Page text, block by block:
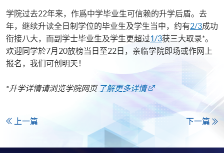
学院过去22年来，作爲中学毕业生可信赖的升学后盾。去
年，继续升读全日制学位的毕业生及学生当中，约有2/3成功
衔接八大，而副学士毕业生及学生更超过1/3获三大取录*。
欢迎同学於7月20放榜当日至22日，亲临学院即场或作网上
报名，我们可创明天！
*升学详情请浏览学院网页 了解更多详情
上一篇 下一篇